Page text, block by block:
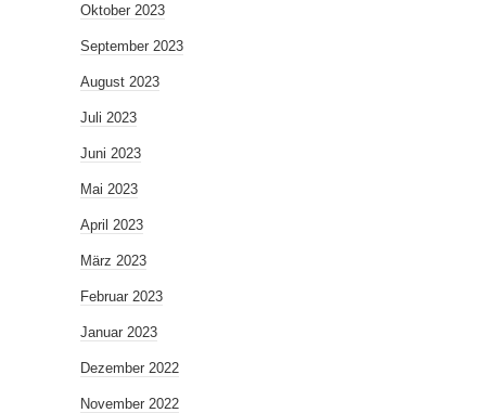
Oktober 2023
September 2023
August 2023
Juli 2023
Juni 2023
Mai 2023
April 2023
März 2023
Februar 2023
Januar 2023
Dezember 2022
November 2022